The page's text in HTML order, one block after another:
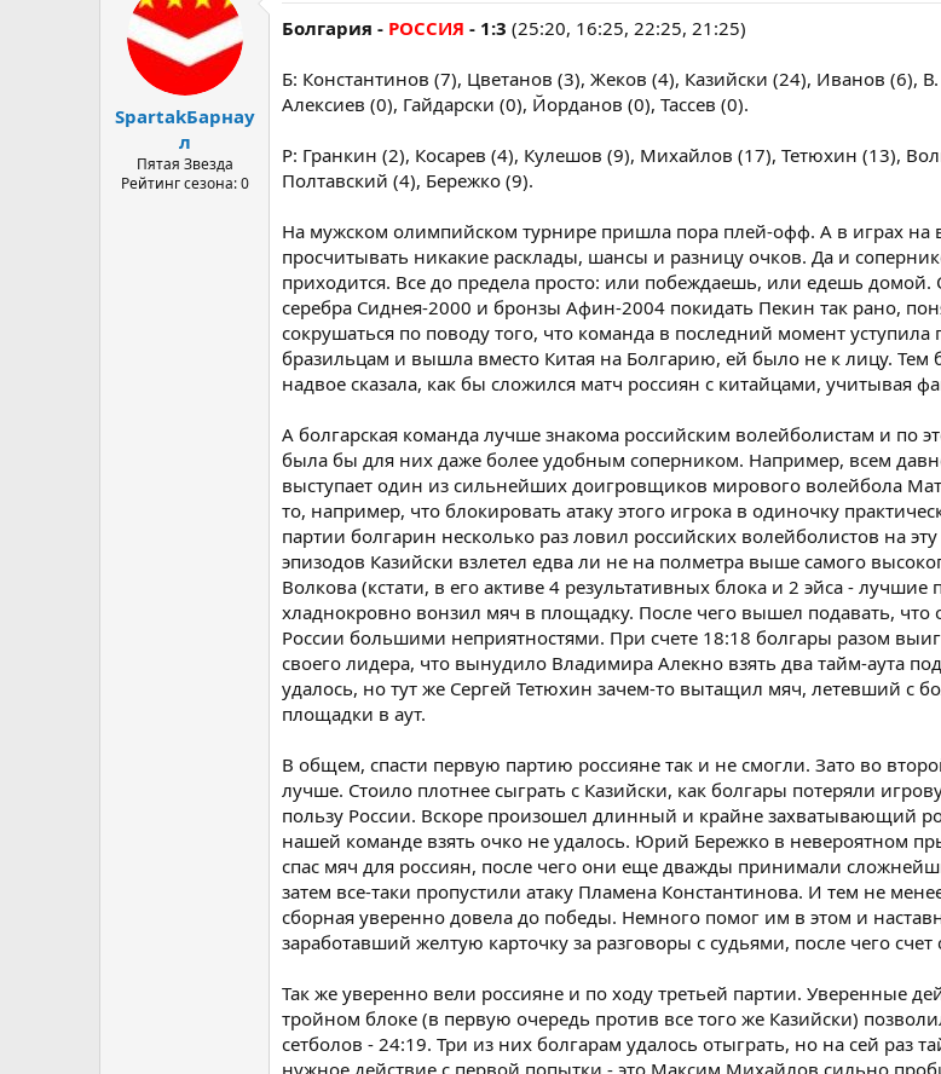
SpartakБарнау
л
Пятая Звезда
Рейтинг сезона: 0
Болгария - РОССИЯ - 1:3 (25:20, 16:25, 22:25, 21:25)
Б: Константинов (7), Цветанов (3), Жеков (4), Казийски (24), Иванов (6),
Алексиев (0), Гайдарски (0), Йорданов (0), Тассев (0).
Р: Гранкин (2), Косарев (4), Кулешов (9), Михайлов (17), Тетюхин (13),
Полтавский (4), Бережко (9).
На мужском олимпийском турнире пришла пора плей-офф. А в играх на
просчитывать никакие расклады, шансы и разницу очков. Да и
приходится. Все до предела просто: или побеждаешь, или едешь домой.
серебра Сиднея-2000 и бронзы Афин-2004 покидать Пекин так рано,
сокрушаться по поводу того, что команда в последний момент уступила
бразильцам и вышла вместо Китая на Болгарию, ей было не к лицу. Тем
надвое сказала, как бы сложился матч россиян с китайцами, учитывая
А болгарская команда лучше знакома российским волейболистам и по
была бы для них даже более удобным соперником. Например, всем
выступает один из сильнейших доигровщиков мирового волейбола
то, например, что блокировать атаку этого игрока в одиночку
партии болгарин несколько раз ловил российских волейболистов на
эпизодов Казийски взлетел едва ли не на полметра выше самого
Волкова (кстати, в его активе 4 результативных блока и 2 эйса - лучшие
хладнокровно вонзил мяч в площадку. После чего вышел подавать, что
России большими неприятностями. При счете 18:18 болгары разом
своего лидера, что вынудило Владимира Алекно взять два тайм-аута
удалось, но тут же Сергей Тетюхин зачем-то вытащил мяч, летевший с
площадки в аут.
В общем, спасти первую партию россияне так и не смогли. Зато во
лучше. Стоило плотнее сыграть с Казийски, как болгары потеряли
пользу России. Вскоре произошел длинный и крайне захватывающий
нашей команде взять очко не удалось. Юрий Бережко в невероятном
спас мяч для россиян, после чего они еще дважды принимали
затем все-таки пропустили атаку Пламена Константинова. И тем не
сборная уверенно довела до победы. Немного помог им в этом и
заработавший желтую карточку за разговоры с судьями, после чего счет
Так же уверенно вели россияне и по ходу третьей партии. Уверенные
тройном блоке (в первую очередь против все того же Казийски)
сетболов - 24:19. Три из них болгарам удалось отыграть, но на сей раз
нужное действие с первой попытки - это Максим Михайлов сильно